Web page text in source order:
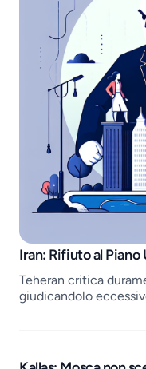
Job openings
Iran: Rifiuto al
Teheran critica
giudicandolo